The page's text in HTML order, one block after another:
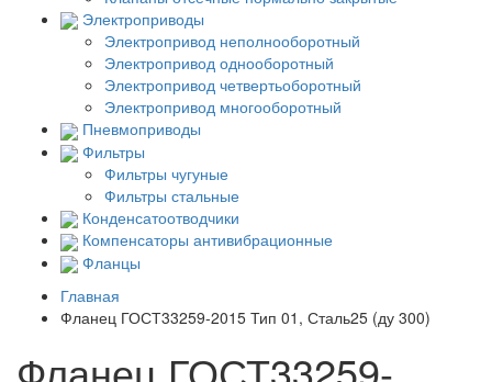
Электроприводы
Электропривод неполнооборотный
Электропривод однооборотный
Электропривод четвертьоборотный
Электропривод многооборотный
Пневмоприводы
Фильтры
Фильтры чугуные
Фильтры стальные
Конденсатоотводчики
Компенсаторы антивибрационные
Фланцы
Главная
Фланец ГОСТ33259-2015 Тип 01, Сталь25 (ду 300)